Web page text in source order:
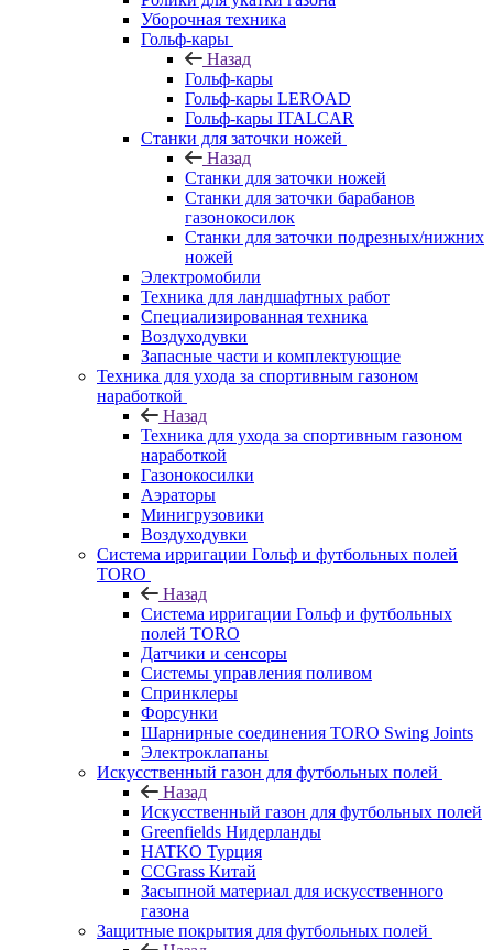
Уборочная техника
Гольф-кары
Назад
Гольф-кары
Гольф-кары LEROAD
Гольф-кары ITALCAR
Станки для заточки ножей
Назад
Станки для заточки ножей
Станки для заточки барабанов
газонокосилок
Станки для заточки подрезных/нижних
ножей
Электромобили
Техника для ландшафтных работ
Специализированная техника
Воздуходувки
Запасные части и комплектующие
Техника для ухода за спортивным газоном
наработкой
Назад
Техника для ухода за спортивным газоном
наработкой
Газонокосилки
Аэраторы
Минигрузовики
Воздуходувки
Система ирригации Гольф и футбольных полей
TORO
Назад
Система ирригации Гольф и футбольных
полей TORO
Датчики и сенсоры
Системы управления поливом
Спринклеры
Форсунки
Шарнирные соединения TORO Swing Joints
Электроклапаны
Искусственный газон для футбольных полей
Назад
Искусственный газон для футбольных полей
Greenfields Нидерланды
HATKO Турция
CCGrass Китай
Засыпной материал для искусственного
газона
Защитные покрытия для футбольных полей